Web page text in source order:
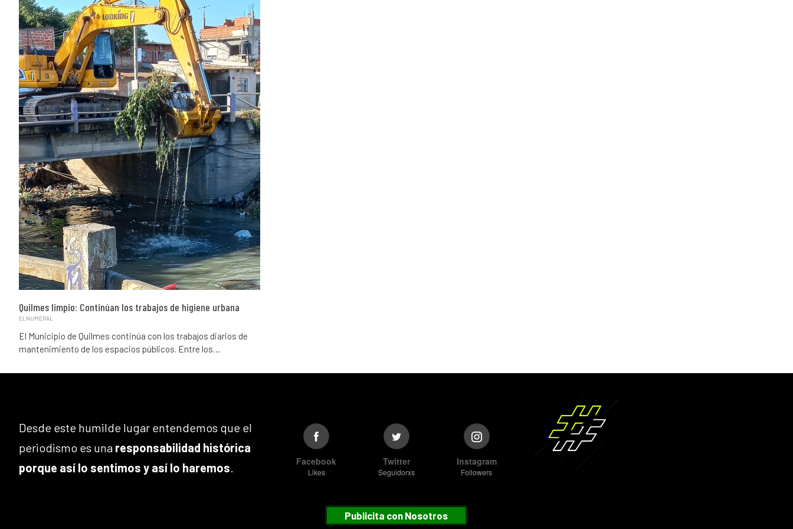
Quilmes limpio: Continúan los trabajos de higiene urbana
ELNUMERAL
El Municipio de Quilmes continúa con los trabajos diarios de
mantenimiento de los espacios públicos. Entre los…
Desde este humilde lugar entendemos que el
periodismo es una responsabilidad histórica
porque así lo sentimos y así lo haremos
Facebook
Likes
Twitter
Seguidorxs
Instagram
Followers
Publicita con Nosotros